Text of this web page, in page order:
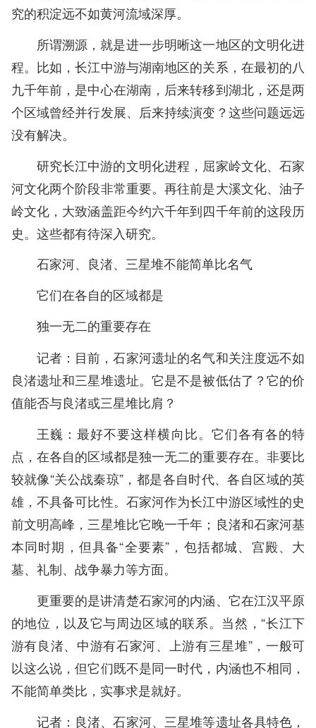
究的积淀远不如黄河流域深厚。
所谓溯源，就是进一步明晰这一地区的文明化进
程。比如，长江中游与湖南地区的关系，在最初的八
九千年前，是中心在湖南，后来转移到湖北，还是两
个区域曾经并行发展、后来持续演变？这些问题远远
没有解决。
研究长江中游的文明化进程，屈家岭文化、石家
河文化两个阶段非常重要。再往前是大溪文化、油子
岭文化，大致涵盖距今约六千年到四千年前的这段历
史。这些都有待深入研究。
石家河、良渚、三星堆不能简单比名气
它们在各自的区域都是
独一无二的重要存在
记者：目前，石家河遗址的名气和关注度远不如
良渚遗址和三星堆遗址。它是不是被低估了？它的价
值能否与良渚或三星堆比肩？
王巍：最好不要这样横向比。它们各有各的特
点，在各自的区域都是独一无二的重要存在。非要比
较就像“关公战秦琼”，都是各自时代、各自区域的英
雄，不具备可比性。石家河作为长江中游区域性的史
前文明高峰，三星堆比它晚一千年；良渚和石家河基
本同时期，但具备“全要素”，包括都城、宫殿、大
墓、礼制、战争暴力等方面。
更重要的是讲清楚石家河的内涵、它在江汉平原
的地位，以及它与周边区域的联系。当然，“长江下
游有良渚、中游有石家河、上游有三星堆”，一般可
以这么说，但它们既不是同一时代，内涵也不相同，
不能简单类比，实事求是就好。
记者：良渚、石家河、三星堆等遗址各具特色，